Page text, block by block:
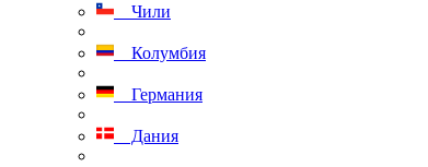
Чили
Колумбия
Германия
Дания